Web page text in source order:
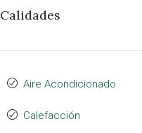
Calidades
Aire Acondicionado
Calefacción